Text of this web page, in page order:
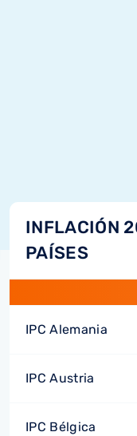
INFLACIÓN
PAÍSES
IPC Alemania
IPC Austria
IPC Bélgica